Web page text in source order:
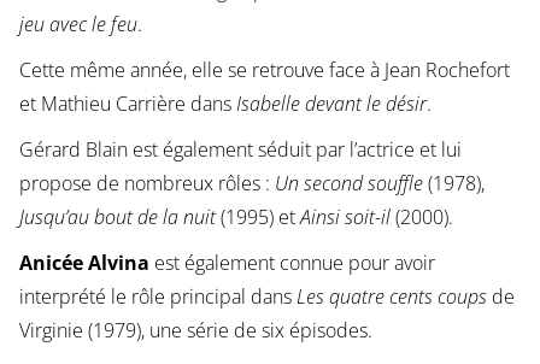
jeu avec le feu.
Cette même année, elle se retrouve face à Jean Rochefort
et Mathieu Carrière dansIsabelle devant le désir.
Gérard Blain est également séduit par l’actrice et lui
propose de nombreux rôles : Un second souffle(1978),
Jusqu’au bout de la nuit(1995) etAinsi soit-il(2000).
Anicée Alvina est également connue pour avoir
interprété le rôle principal dansLes quatre cents coupsde
Virginie (1979), une série de six épisodes.